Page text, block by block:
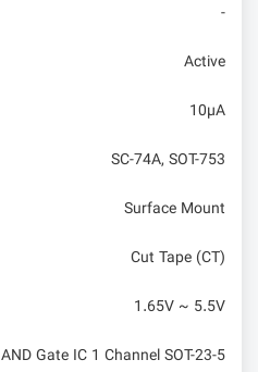
-
Active
10µA
SC-74A, SOT-753
Surface Mount
Cut Tape (CT)
1.65V ~ 5.5V
AND Gate IC 1 Channel SOT-23-5